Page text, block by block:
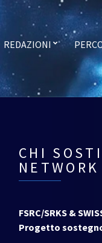
REDAZIONI
CHI
NETWORK
FSRC/SRKS &
Progetto